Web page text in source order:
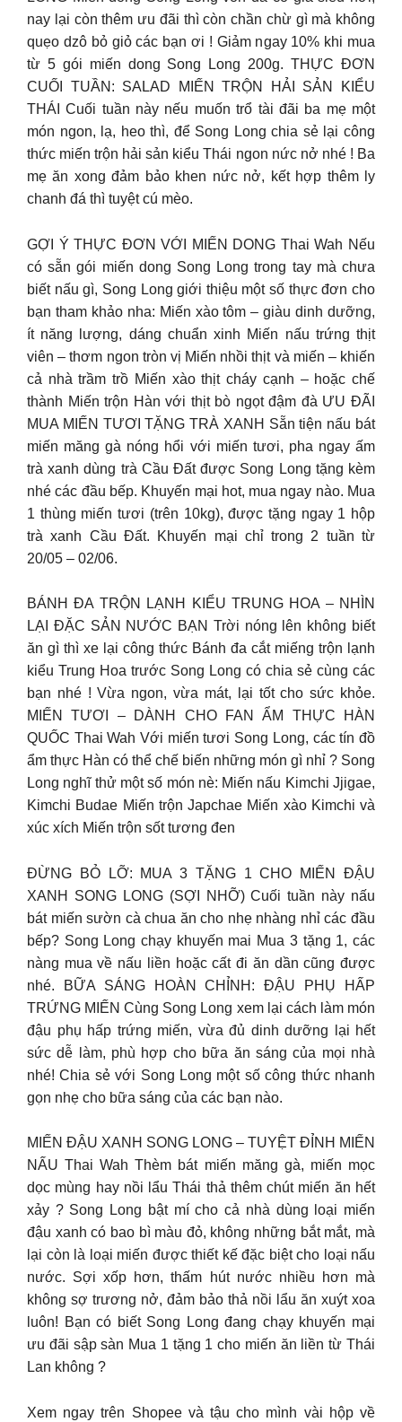
nay lại còn thêm ưu đãi thì còn chần chừ gì mà không
quẹo dzô bỏ giỏ các bạn ơi ! Giảm ngay 10% khi mua
từ 5 gói miến dong Song Long 200g. THỰC ĐƠN
CUỐI TUẦN: SALAD MIẾN TRỘN HẢI SẢN KIỂU
THÁI Cuối tuần này nếu muốn trổ tài đãi ba mẹ một
món ngon, lạ, heo thì, để Song Long chia sẻ lại công
thức miến trộn hải sản kiểu Thái ngon nức nở nhé ! Ba
mẹ ăn xong đảm bảo khen nức nở, kết hợp thêm ly
chanh đá thì tuyệt cú mèo.
GỢI Ý THỰC ĐƠN VỚI MIẾN DONG Thai Wah Nếu
có sẵn gói miến dong Song Long trong tay mà chưa
biết nấu gì, Song Long giới thiệu một số thực đơn cho
bạn tham khảo nha: Miến xào tôm – giàu dinh dưỡng,
ít năng lượng, dáng chuẩn xinh Miến nấu trứng thịt
viên – thơm ngon tròn vị Miến nhồi thịt và miến – khiến
cả nhà trầm trồ Miến xào thịt cháy cạnh – hoặc chế
thành Miến trộn Hàn với thịt bò ngọt đậm đà ƯU ĐÃI
MUA MIẾN TƯƠI TẶNG TRÀ XANH Sẵn tiện nấu bát
miến măng gà nóng hổi với miến tươi, pha ngay ấm
trà xanh dùng trà Cầu Đất được Song Long tặng kèm
nhé các đầu bếp. Khuyến mại hot, mua ngay nào. Mua
1 thùng miến tươi (trên 10kg), được tặng ngay 1 hộp
trà xanh Cầu Đất. Khuyến mại chỉ trong 2 tuần từ
20/05 – 02/06.
BÁNH ĐA TRỘN LẠNH KIỂU TRUNG HOA – NHÌN
LẠI ĐẶC SẢN NƯỚC BẠN Trời nóng lên không biết
ăn gì thì xe lại công thức Bánh đa cắt miếng trộn lạnh
kiểu Trung Hoa trước Song Long có chia sẻ cùng các
bạn nhé ! Vừa ngon, vừa mát, lại tốt cho sức khỏe.
MIẾN TƯƠI – DÀNH CHO FAN ẨM THỰC HÀN
QUỐC Thai Wah Với miến tươi Song Long, các tín đồ
ẩm thực Hàn có thể chế biến những món gì nhỉ ? Song
Long nghĩ thử một số món nè: Miến nấu Kimchi Jjigae,
Kimchi Budae Miến trộn Japchae Miến xào Kimchi và
xúc xích Miến trộn sốt tương đen
ĐỪNG BỎ LỠ: MUA 3 TẶNG 1 CHO MIẾN ĐẬU
XANH SONG LONG (SỢI NHỠ) Cuối tuần này nấu
bát miến sườn cà chua ăn cho nhẹ nhàng nhỉ các đầu
bếp? Song Long chạy khuyến mai Mua 3 tặng 1, các
nàng mua về nấu liền hoặc cất đi ăn dần cũng được
nhé. BỮA SÁNG HOÀN CHỈNH: ĐẬU PHỤ HẤP
TRỨNG MIẾN Cùng Song Long xem lại cách làm món
đậu phụ hấp trứng miến, vừa đủ dinh dưỡng lại hết
sức dễ làm, phù hợp cho bữa ăn sáng của mọi nhà
nhé! Chia sẻ với Song Long một số công thức nhanh
gọn nhẹ cho bữa sáng của các bạn nào.
MIẾN ĐẬU XANH SONG LONG – TUYỆT ĐỈNH MIẾN
NẤU Thai Wah Thèm bát miến măng gà, miến mọc
dọc mùng hay nồi lẩu Thái thả thêm chút miến ăn hết
xảy ? Song Long bật mí cho cả nhà dùng loại miến
đậu xanh có bao bì màu đỏ, không những bắt mắt, mà
lại còn là loại miến được thiết kế đặc biệt cho loại nấu
nước. Sợi xốp hơn, thấm hút nước nhiều hơn mà
không sợ trương nở, đảm bảo thả nồi lẩu ăn xuýt xoa
luôn! Bạn có biết Song Long đang chạy khuyến mại
ưu đãi sập sàn Mua 1 tặng 1 cho miến ăn liền từ Thái
Lan không ?
Xem ngay trên Shopee và tậu cho mình vài hộp về